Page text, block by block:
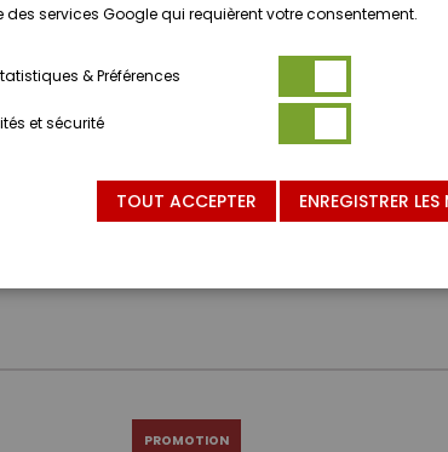
PROMOTION
des services Google qui requièrent votre consentement.
& Préférences
et sécurité
TOUT ACCEPTER ENREGISTRER